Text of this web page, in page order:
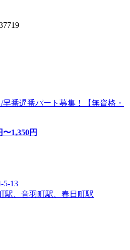
早番遅番パート募集！【無資格・
〜1,350円
5-13
駅、音羽町駅、春日町駅